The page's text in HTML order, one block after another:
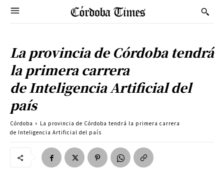
La provincia de Córdoba tendrá
la primera carrera
de Inteligencia Artificial del
país
Córdoba
La provincia de Córdoba tendrá la primera carrera
de Inteligencia Artificial del país